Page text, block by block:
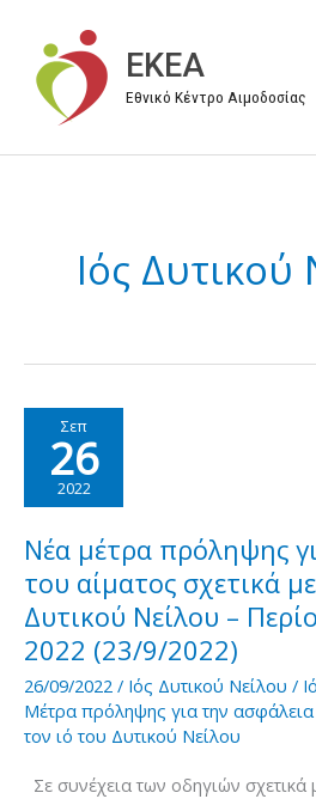
περιεχόμενο
EKEA
Εθνικό Κέντρο Αιμοδοσίας
Ιός Δυτικού
Σεπ
26
2022
Νέα μέτρα πρόληψης
του αίματος σχετικά
Δυτικού Νείλου –
2022 (23/9/2022)
26/09/2022 / Ιός Δυτικού Νείλου /
Μέτρα πρόληψης για την ασφάλεια
τον ιό του Δυτικού Νείλου
Σε συνέχεια των οδηγιών σχετικά